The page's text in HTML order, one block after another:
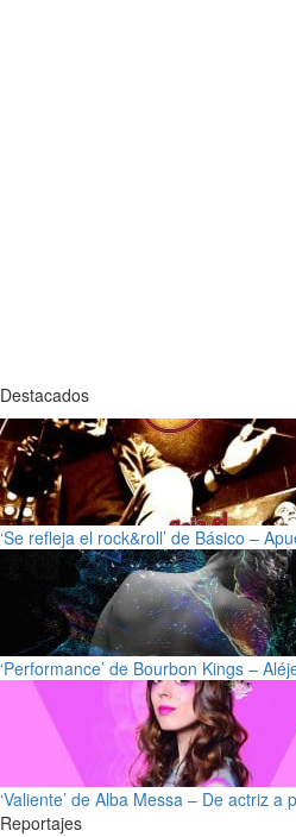
Destacados
‘Se refleja el rock&roll’ de Básico –
‘Performance’ de Bourbon Kings –
‘Valiente’ de Alba Messa – De actriz
Reportajes